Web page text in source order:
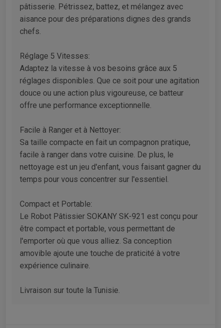
pâtisserie. Pétrissez, battez, et mélangez avec
aisance pour des préparations dignes des grands
chefs.
Réglage 5 Vitesses:
Adaptez la vitesse à vos besoins grâce aux 5
réglages disponibles. Que ce soit pour une agitation
douce ou une action plus vigoureuse, ce batteur
offre une performance exceptionnelle.
Facile à Ranger et à Nettoyer:
Sa taille compacte en fait un compagnon pratique,
facile à ranger dans votre cuisine. De plus, le
nettoyage est un jeu d'enfant, vous faisant gagner du
temps pour vous concentrer sur l'essentiel.
Compact et Portable:
Le Robot Pâtissier SOKANY SK-921 est conçu pour
être compact et portable, vous permettant de
l'emporter où que vous alliez. Sa conception
amovible ajoute une touche de praticité à votre
expérience culinaire.
Livraison sur toute la Tunisie.